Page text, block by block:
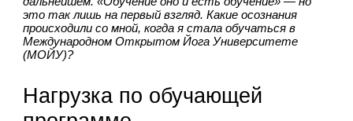
это так лишь на первый взгляд. Какие осознания
происходили со мной, когда я стала обучаться в
Международном Открытом Йога Университете
(МОЙУ)?
Нагрузка по обучающей